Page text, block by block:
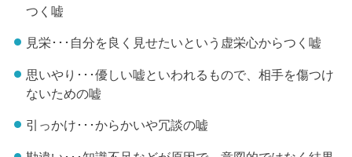
つく嘘
見栄･･･自分を良く見せたいという虚栄心からつく嘘
思いやり･･･優しい嘘といわれるもので、相手を傷つけ
ないための嘘
引っかけ･･･からかいや冗談の嘘